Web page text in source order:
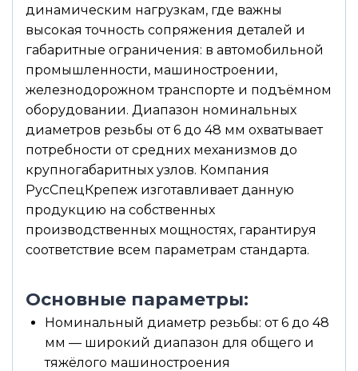
динамическим нагрузкам, где важны
высокая точность сопряжения деталей и
габаритные ограничения: в автомобильной
промышленности, машиностроении,
железнодорожном транспорте и подъёмном
оборудовании. Диапазон номинальных
диаметров резьбы от 6 до 48 мм охватывает
потребности от средних механизмов до
крупногабаритных узлов. Компания
РусСпецКрепеж изготавливает данную
продукцию на собственных
производственных мощностях, гарантируя
соответствие всем параметрам стандарта.
Основные параметры:
Номинальный диаметр резьбы: от 6 до 48
мм — широкий диапазон для общего и
тяжёлого машиностроения